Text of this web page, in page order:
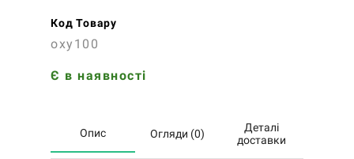
Код Товару
oxy100
Є в наявності
Опис Огляди (0)
Деталі
доставки